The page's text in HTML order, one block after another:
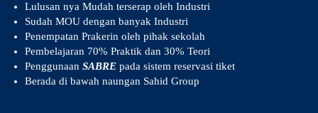
Lulusan nya Mudah terserap oleh Industri
Sudah MOU dengan banyak Industri
Penempatan Prakerin oleh pihak sekolah
Pembelajaran 70% Praktik dan 30% Teori
Penggunaan SABRE pada sistem reservasi tiket
Berada di bawah naungan Sahid Group